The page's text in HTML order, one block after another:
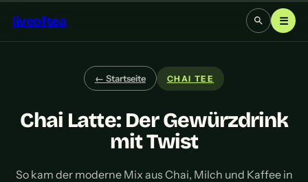
liveoftea ☰
← Startseite CHAI TEE
Chai Latte: Der Gewürzdrink
mit Twist
So kam der moderne Mix aus Chai, Milch und Kaffee in